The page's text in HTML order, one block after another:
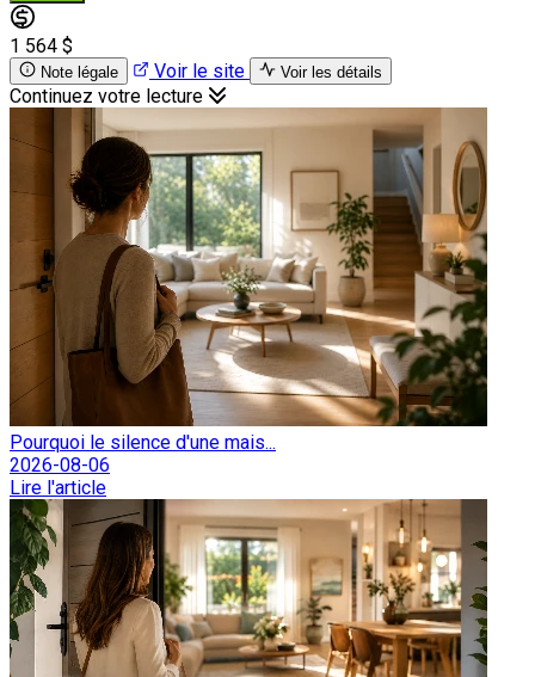
1 564 $
Note légale Voir le site Voir les détails
Continuez votre lecture
Pourquoi le silence d'une mais...
2026-08-06
Lire l'article